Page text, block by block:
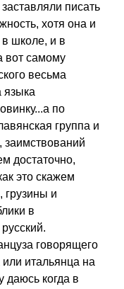
писать
хотя она и
в школе, и в
вот самому
весьма
языка
по
группа и
заимствований
достаточно,
это скажем
грузины и
в
говорящего
итальянца на
даюсь когда в